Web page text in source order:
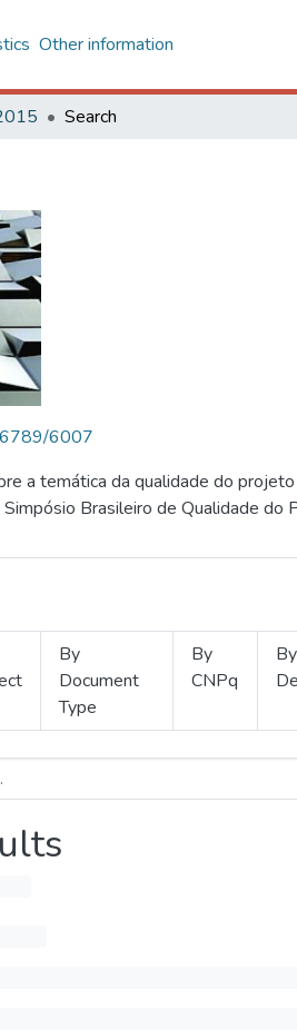
Other information
Search
6007
a temática da qualidade do
Brasileiro de Qualidade do
By
Document
Type
By
CNPq
By